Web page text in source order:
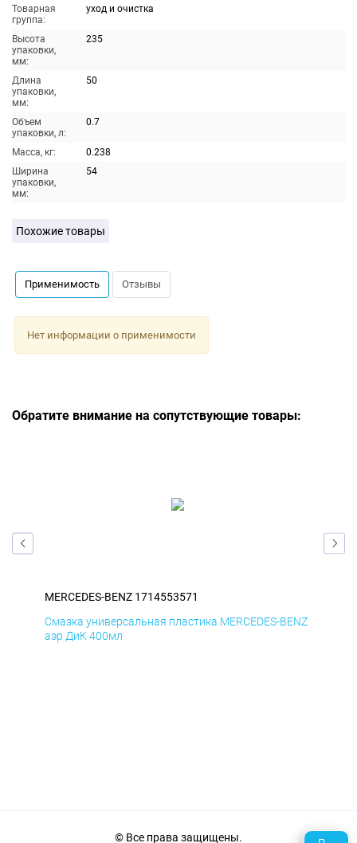
Товарная
группа:
уход и очистка
Высота
упаковки,
мм:
235
Длина
упаковки,
мм:
50
Объем
упаковки, л:
0.7
Масса, кг:
0.238
Ширина
упаковки,
мм:
54
Похожие товары
Применимость Отзывы
Нет информации о применимости
Обратите внимание на сопутствующие товары:
MERCEDES-BENZ 1714553571
Смазка универсальная пластика MERCEDES-BENZ
аэр ДиК 400мл
© Все права защищены.